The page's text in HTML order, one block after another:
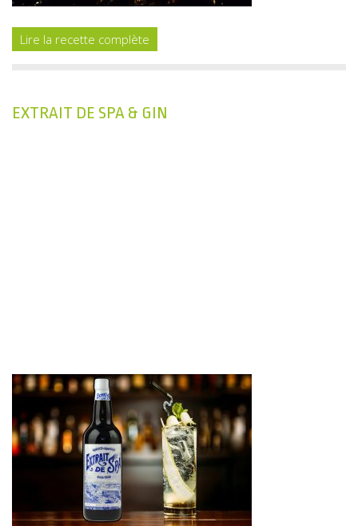
Lire la recette complète
EXTRAIT DE SPA & GIN